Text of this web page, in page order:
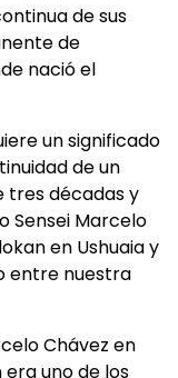
de sus
de
nació el
un significado
de un
tres décadas y
Sensei Marcelo
en Ushuaia y
entre nuestra
Chávez en
era uno de los